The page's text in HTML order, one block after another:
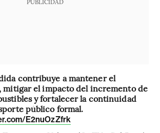
contribuye a mantener el
mitigar el impacto del incremento de
y fortalecer la continuidad
público formal.
E2nuOzZfrk